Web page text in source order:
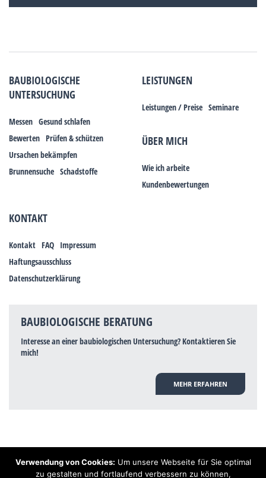
BAUBIOLOGISCHE
UNTERSUCHUNG
Messen Gesund schlafen
Bewerten Prüfen & schützen
Ursachen bekämpfen
Brunnensuche Schadstoffe
LEISTUNGEN
Leistungen / Preise Seminare
ÜBER MICH
Wie ich arbeite
Kundenbewertungen
KONTAKT
Kontakt FAQ Impressum
Haftungsausschluss
Datenschutzerklärung
BAUBIOLOGISCHE BERATUNG
Interesse an einer baubiologischen Untersuchung? Kontaktieren Sie
mich!
MEHR ERFAHREN
Hinweis: Trotz zahlreicher Studien, die einen Zusammenhang zwischen
Verwendung von Cookies: Um unsere Webseite für Sie optimal
zu gestalten und fortlaufend verbessern zu können,